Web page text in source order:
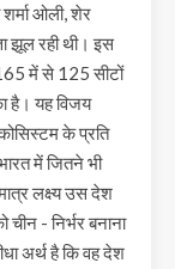
ओली, शेर
झूल रही थी। इस
165 में से 125 सीटों
है। यह विजय
के प्रति
में जितने भी
लक्ष्य उस देश
- निर्भर बनाना
अर्थ है कि वह देश